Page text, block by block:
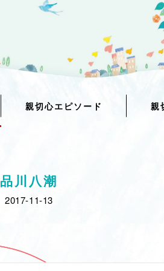
親切心エピソード 親
品川八潮
2017-11-13